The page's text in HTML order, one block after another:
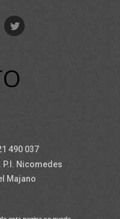
490 037
P.I. Nicomedes
Majano